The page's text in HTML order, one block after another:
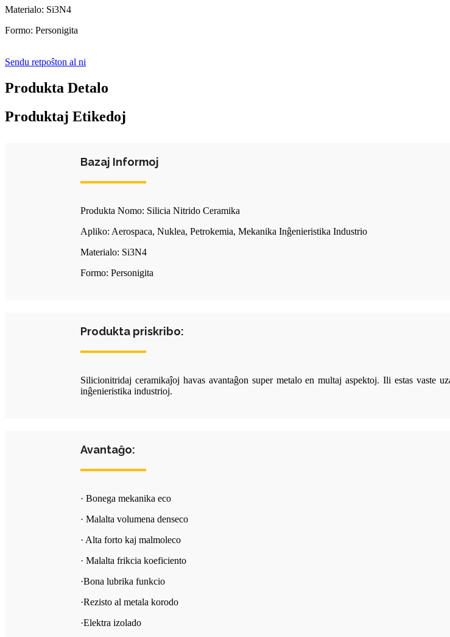
Materialo: Si3N4
Formo: Personigita
Sendu retpoŝton al ni
Produkta Detalo
Produktaj Etikedoj
Bazaj Informoj
Produkta Nomo: Silicia Nitrido Ceramika
Apliko: Aerospaca, Nuklea, Petrokemia, Mekanika Inĝenieristika Industrio
Materialo: Si3N4
Formo: Personigita
Produkta priskribo:
Silicionitridaj ceramikaĵoj havas avantaĝon super metalo en multaj aspektoj. Ili estas vaste
inĝenieristika industrioj.
Avantaĝo:
· Bonega mekanika eco
· Malalta volumena denseco
· Alta forto kaj malmoleco
· Malalta frikcia koeficiento
·Bona lubrika funkcio
·Rezisto al metala korodo
·Elektra izolado